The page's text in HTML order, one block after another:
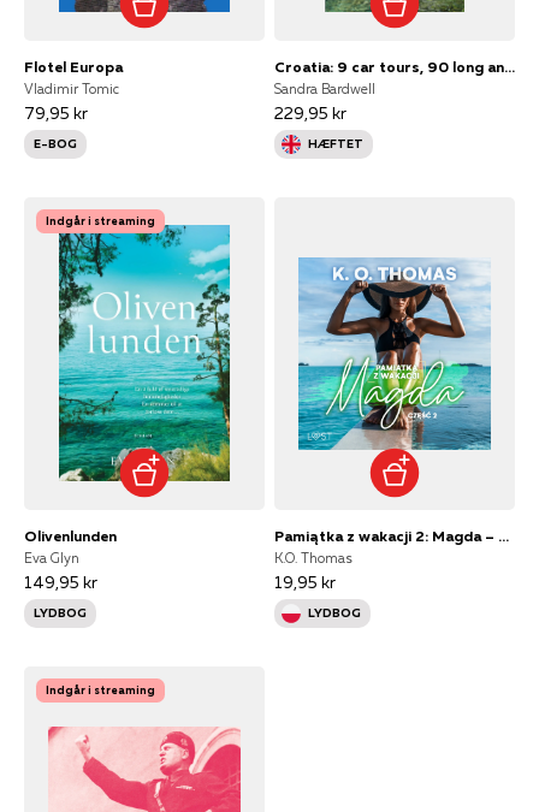
Flotel Europa
Vladimir Tomic
79,95 kr
E-BOG
Croatia: 9 car tours, 90 long and short walks
Sandra Bardwell
229,95 kr
HÆFTET
Indgår i streaming
Olivenlunden
Eva Glyn
149,95 kr
LYDBOG
Pamiątka z wakacji 2: Magda – seria erotyczna
K.O. Thomas
19,95 kr
LYDBOG
Indgår i streaming